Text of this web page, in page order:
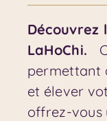
LaHoChi.
permettant
et élever
offrez-vous